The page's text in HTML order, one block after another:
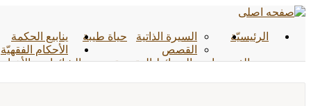
الرئیسیّة حياة طيبة
السيرة الذاتية
القصص
ينابيع الحكمة
الأحکام الفقهیّة
الوسائط المتعددة
الفیدیوهات الأخبار
الشائعات